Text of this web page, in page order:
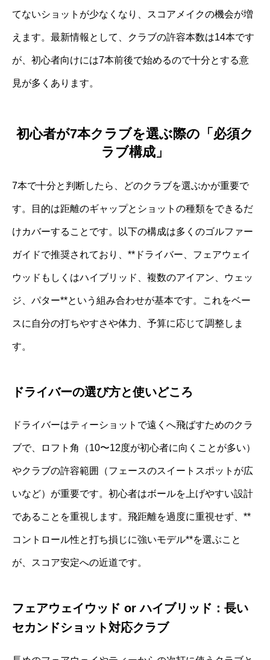
てないショットが少なくなり、スコアメイクの機会が増
えます。最新情報として、クラブの許容本数は14本です
が、初心者向けには7本前後で始めるので十分とする意
見が多くあります。
初心者が7本クラブを選ぶ際の「必須ク
ラブ構成」
7本で十分と判断したら、どのクラブを選ぶかが重要で
す。目的は距離のギャップとショットの種類をできるだ
けカバーすることです。以下の構成は多くのゴルファー
ガイドで推奨されており、**ドライバー、フェアウェイ
ウッドもしくはハイブリッド、複数のアイアン、ウェッ
ジ、パター**という組み合わせが基本です。これをベー
スに自分の打ちやすさや体力、予算に応じて調整しま
す。
ドライバーの選び方と使いどころ
ドライバーはティーショットで遠くへ飛ばすためのクラ
ブで、ロフト角（10〜12度が初心者に向くことが多い）
やクラブの許容範囲（フェースのスイートスポットが広
いなど）が重要です。初心者はボールを上げやすい設計
であることを重視します。飛距離を過度に重視せず、**
コントロール性と打ち損じに強いモデル**を選ぶこと
が、スコア安定への近道です。
フェアウェイウッド or ハイブリッド：長い
セカンドショット対応クラブ